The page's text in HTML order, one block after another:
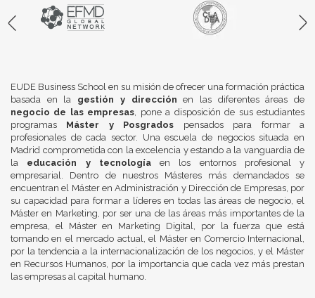
EUDE Business School en su misión de ofrecer una formación práctica
basada en la gestión y dirección en las diferentes áreas de
negocio de las empresas, pone a disposición de sus estudiantes
programas Máster y Posgrados pensados para formar a
profesionales de cada sector. Una escuela de negocios situada en
Madrid comprometida con la excelencia y estando a la vanguardia de
la educación y tecnologíaen los entornos profesional y
empresarial. Dentro de nuestros Másteres más demandados se
encuentran el Máster en Administración y Dirección de Empresas, por
su capacidad para formar a líderes en todas las áreas de negocio, el
Máster en Marketing, por ser una de las áreas más importantes de la
empresa, el Máster en Marketing Digital, por la fuerza que está
tomando en el mercado actual, el Máster en Comercio Internacional,
por la tendencia a la internacionalización de los negocios, y el Máster
en Recursos Humanos, por la importancia que cada vez más prestan
las empresas al capital humano.